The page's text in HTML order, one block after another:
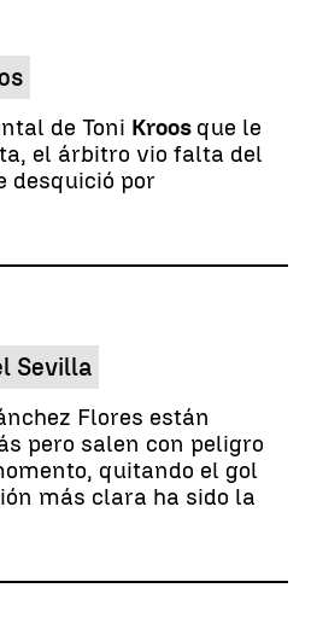
de Toni Kroos que le
el árbitro vio falta del
desquició por
Sevilla
Flores están
pero salen con peligro
quitando el gol
más clara ha sido la